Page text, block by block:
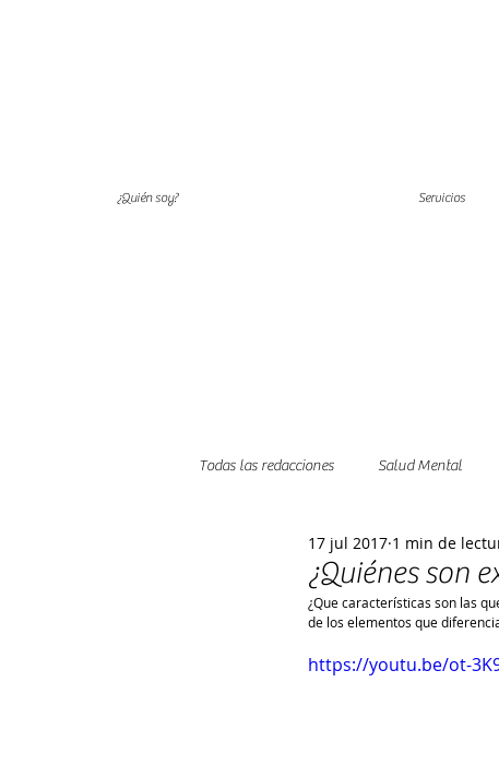
¿Quién soy? Servicios
Todas las redacciones Salud Mental
¿Quiénes son
17 jul 2017 1 min de
¿Que características son las
de los elementos que
https://youtu.be/ot-